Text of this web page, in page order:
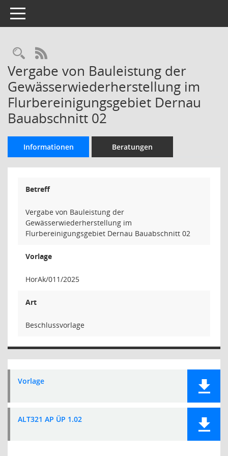
Toggle navigation
Rechercheauswahl
RSS-Feed
Vergabe von Bauleistung der
Gewässerwiederherstellung im
Flurbereinigungsgebiet Dernau
Bauabschnitt 02
Informationen Beratungen
Betreff
Vergabe von Bauleistung der
Gewässerwiederherstellung im
Flurbereinigungsgebiet Dernau Bauabschnitt 02
Vorlage
HorAk/011/2025
Art
Beschlussvorlage
Vorlage
ALT321 AP ÜP 1.02